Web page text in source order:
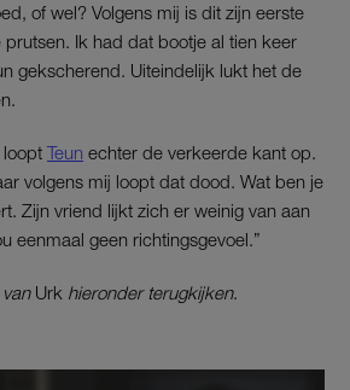
of wel? Volgens mij is dit zijn eerste
prutsen. Ik had dat bootje al tien keer
gekscherend. Uiteindelijk lukt het de
Teun echter de verkeerde kant op.
volgens mij loopt dat dood. Wat ben je
Zijn vriend lijkt zich er weinig van aan
eenmaal geen richtingsgevoel.”
Urk hieronder terugkijken.